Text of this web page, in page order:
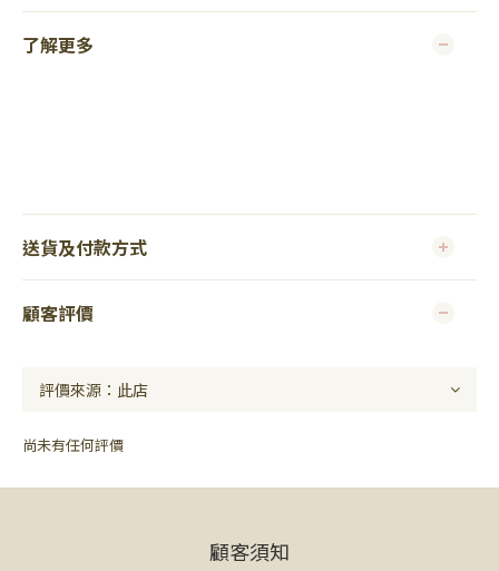
了解更多
送貨及付款方式
顧客評價
尚未有任何評價
顧客須知